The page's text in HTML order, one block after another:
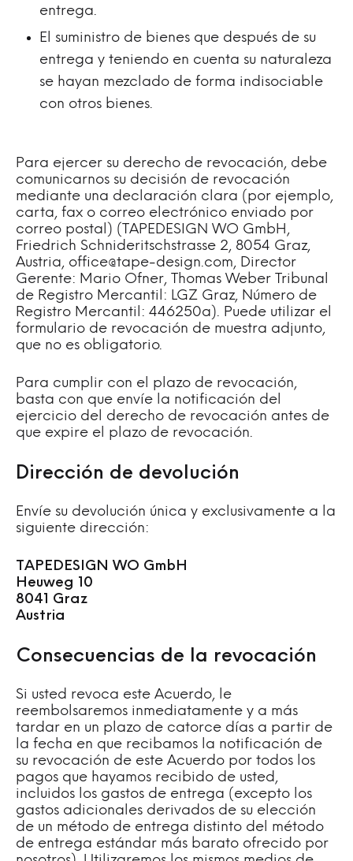
entrega.
El suministro de bienes que después de su
entrega y teniendo en cuenta su naturaleza
se hayan mezclado de forma indisociable
con otros bienes.
Para ejercer su derecho de revocación, debe
comunicarnos su decisión de revocación
mediante una declaración clara (por ejemplo,
carta, fax o correo electrónico enviado por
correo postal) (TAPEDESIGN WO GmbH,
Friedrich Schnideritschstrasse 2, 8054 Graz,
Austria, office@tape-design.com, Director
Gerente: Mario Ofner, Thomas Weber Tribunal
de Registro Mercantil: LGZ Graz, Número de
Registro Mercantil: 446250a). Puede utilizar el
formulario de revocación de muestra adjunto,
que no es obligatorio.
Para cumplir con el plazo de revocación,
basta con que envíe la notificación del
ejercicio del derecho de revocación antes de
que expire el plazo de revocación.
Dirección de devolución
Envíe su devolución única y exclusivamente a la
siguiente dirección:
TAPEDESIGN WO GmbH
Heuweg 10
8041 Graz
Austria
Consecuencias de la revocación
Si usted revoca este Acuerdo, le
reembolsaremos inmediatamente y a más
tardar en un plazo de catorce días a partir de
la fecha en que recibamos la notificación de
su revocación de este Acuerdo por todos los
pagos que hayamos recibido de usted,
incluidos los gastos de entrega (excepto los
gastos adicionales derivados de su elección
de un método de entrega distinto del método
de entrega estándar más barato ofrecido por